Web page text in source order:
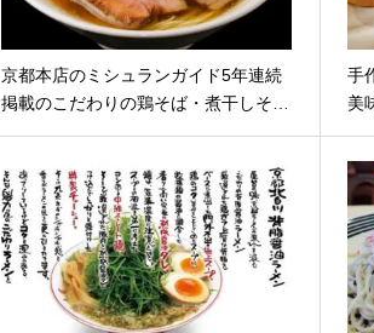
京都本店のミシュランガイド5年連続
掲載のこだわりの鶏そば・煮干しそ…
手
美